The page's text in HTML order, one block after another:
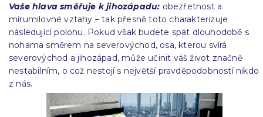
Vaše hlava směřuje k jihozápadu: obezřetnost a
mírumilovné vztahy – tak přesně toto charakterizuje
následující polohu. Pokud však budete spát dlouhodobě s
nohama směrem na severovýchod, osa, kterou svírá
severovýchod a jihozápad, může učinit váš život značně
nestabilním, o což nestojí s největší pravděpodobností nikdo
z nás.